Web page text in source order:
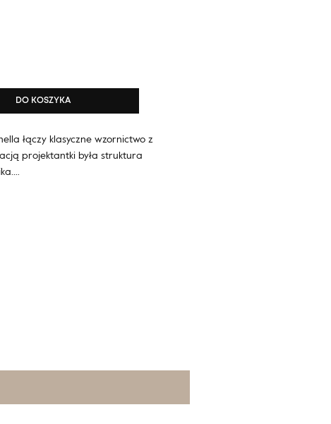
DO KOSZYKA
łączy klasyczne wzornictwo z
projektantki była struktura